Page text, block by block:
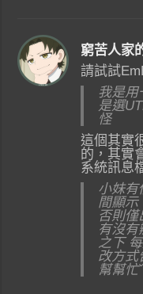
窮苦人家
請試試
我是用
是選
怪
這個其實
的，其實
系統訊息
小妹有
間顯示
否則
有沒有
之下
改方式
幫幫忙